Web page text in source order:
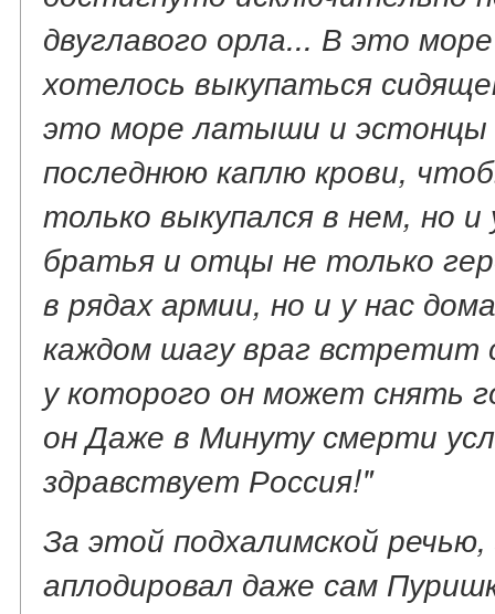
двуглавого орла... В это
хотелось выкупаться
это море латыши и
последнюю каплю крови,
только выкупался в нем, но
братья и отцы не только
в рядах армии, но и у нас
каждом шагу враг встретит
у которого он может снять
он Даже в Минуту смерти
здравствует Россия!"
За этой подхалимской
аплодировал даже сам